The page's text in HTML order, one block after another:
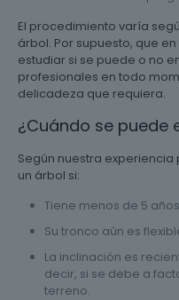
El procedimiento varía
árbol. Por supuesto, que
estudiar si se puede o no
profesionales en todo
delicadeza que requiera.
¿Cuándo se puede
Según nuestra
un árbol si:
Tiene menos de 5
Su tronco aún es
La inclinación es
decir, si se debe a
terreno.